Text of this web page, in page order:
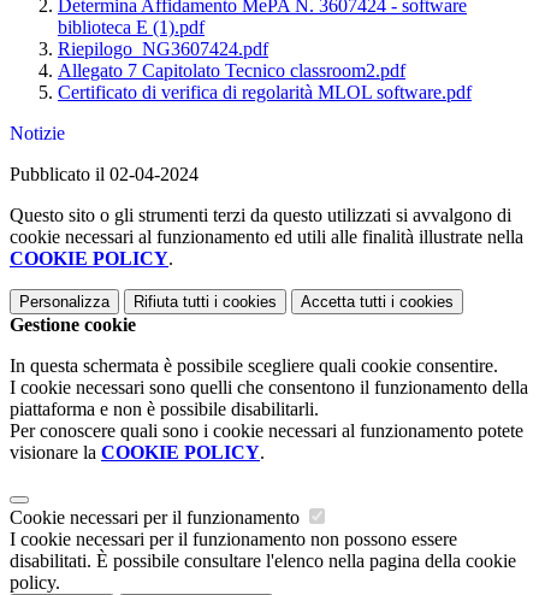
Determina Affidamento MePA N. 3607424 - software
biblioteca E (1).pdf
Riepilogo_NG3607424.pdf
Allegato 7 Capitolato Tecnico classroom2.pdf
Certificato di verifica di regolarità MLOL software.pdf
Notizie
Pubblicato il 02-04-2024
Questo sito o gli strumenti terzi da questo utilizzati si avvalgono di
cookie necessari al funzionamento ed utili alle finalità illustrate nella
COOKIE POLICY.
Personalizza Rifiuta tutti i cookies Accetta tutti i cookies
Gestione cookie
In questa schermata è possibile scegliere quali cookie consentire.
I cookie necessari sono quelli che consentono il funzionamento della
piattaforma e non è possibile disabilitarli.
Per conoscere quali sono i cookie necessari al funzionamento potete
visionare la COOKIE POLICY.
Cookie necessari per il funzionamento
I cookie necessari per il funzionamento non possono essere
disabilitati. È possibile consultare l'elenco nella pagina della cookie
policy.